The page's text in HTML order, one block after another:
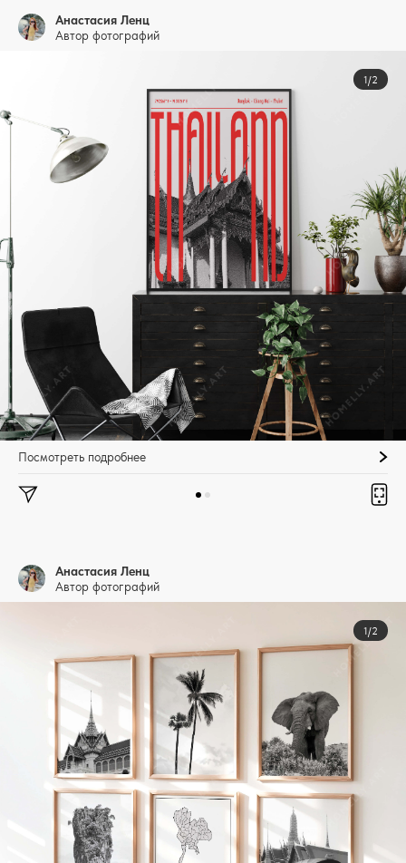
Анастасия Ленц
Автор фотографий
1/2
Посмотреть подробнее
Анастасия Ленц
Автор фотографий
1/2